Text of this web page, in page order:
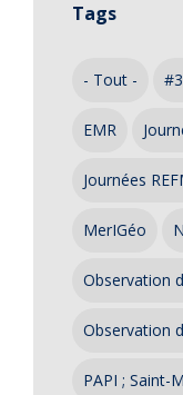
Tags
- Tout -
EMR
Journées
MerIGéo
Observation
Observation
PAPI ; Saint-